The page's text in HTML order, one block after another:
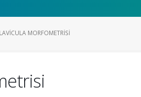
MORFOMETRISI